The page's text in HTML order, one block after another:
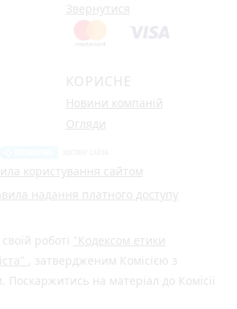
Звернутися
КОРИСНЕ
Новини компаній
Огляди
користування сайтом
надання платного доступу
роботі "Кодексом етики
, затвердженим Комісією з
Поскаржитись на матеріал до Комісії